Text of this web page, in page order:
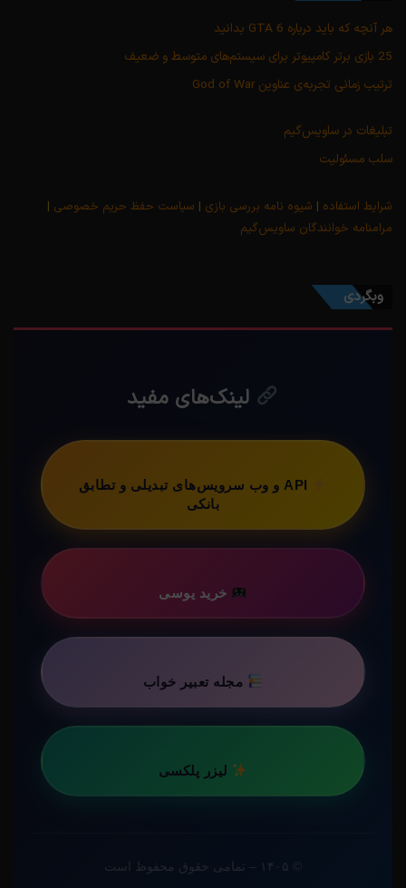
هر آنچه که باید درباره GTA 6 بدانید
25 بازی برتر کامپیوتر برای سیستم‌های متوسط و ضعیف
ترتیب زمانی تجربه‌ی عناوین God of War
تبلیغات در ساویس‌گیم
سلب مسئولیت
شرایط استفاده | شیوه نامه بررسی بازی | سیاست حفظ حریم خصوصی |
مرامنامه خوانندگان ساویس‌گیم
وبگردی
لینک‌های مفید
API و وب سرویس‌های تبدیلی و تطابق
بانکی
خرید یوسی
مجله تعبیر خواب
لیزر پلکسی